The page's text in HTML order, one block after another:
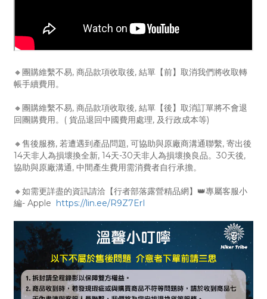
🔸團購維繫不易, 商品款項收取後, 結單【前】取消我們將收取轉
帳手續費用。
🔸團購維繫不易, 商品款項收取後, 結單【後】取消訂單將不會退
回團購費用。( 貨品退回中國費用處理, 及行政成本等)
🔸售後服務, 若遭遇到產品問題, 可協助與原廠商溝通聯繫, 寄出後
14天非人為損壞換全新, 14天-30天非人為損壞換良品。30天後,
協助與原廠溝通, 中間產生費用需消費者自行承擔。
🔸如需更詳盡的資訊請洽【行者部落露營精品網】👑專屬客服小
編- Apple
https://lin.ee/R9Z7ErI